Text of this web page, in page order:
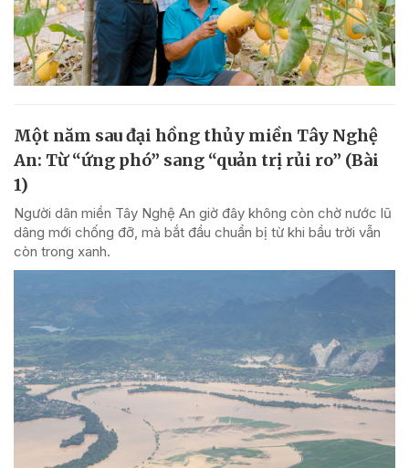
Một năm sau đại hồng thủy miền Tây Nghệ
An: Từ “ứng phó” sang “quản trị rủi ro” (Bài
1)
Người dân miền Tây Nghệ An giờ đây không còn chờ nước lũ
dâng mới chống đỡ, mà bắt đầu chuẩn bị từ khi bầu trời vẫn
còn trong xanh.